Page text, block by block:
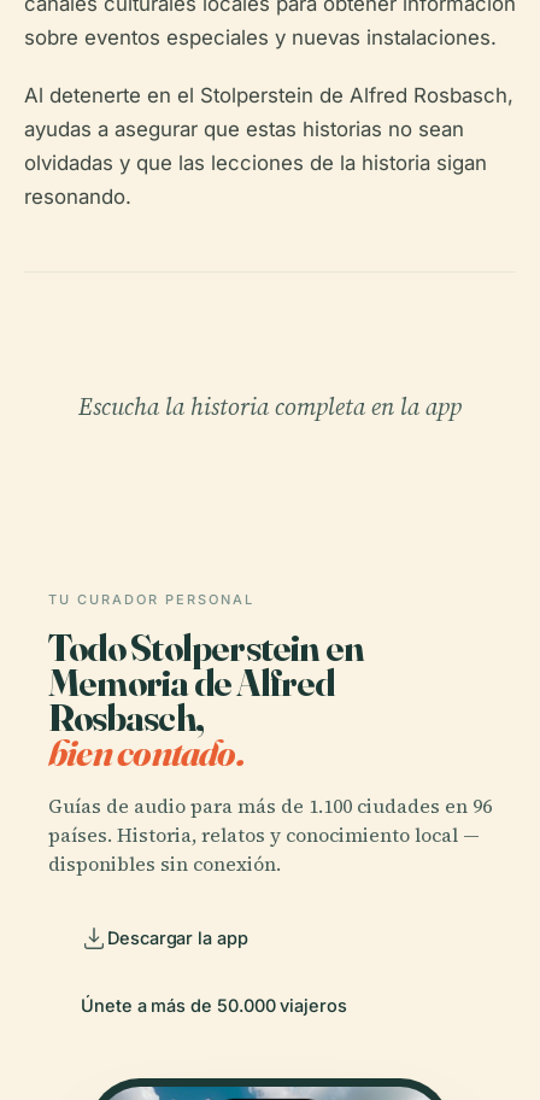
sobre eventos especiales y nuevas instalaciones.
Al detenerte en el Stolperstein de Alfred Rosbasch,
ayudas a asegurar que estas historias no sean
olvidadas y que las lecciones de la historia sigan
resonando.
Escucha la historia completa en la app
TU CURADOR PERSONAL
Todo Stolperstein en
Memoria de Alfred
Rosbasch,
bien contado.
Guías de audio para más de 1.100 ciudades en 96
países. Historia, relatos y conocimiento local —
disponibles sin conexión.
Descargar la app
Únete a más de 50.000 viajeros